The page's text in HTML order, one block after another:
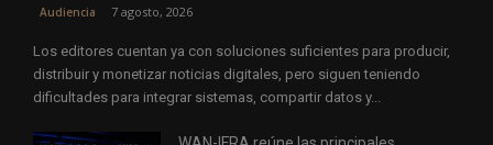
Audiencia 7 agosto, 2026
Los editores cuentan ya con soluciones suficientes para producir,
distribuir y monetizar noticias digitales, pero siguen teniendo
dificultades para integrar sistemas, compartir datos y...